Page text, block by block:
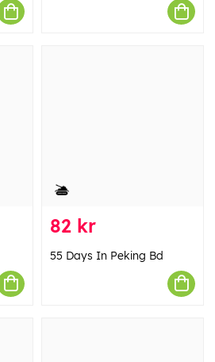
82 kr
55 Days In Peking Bd